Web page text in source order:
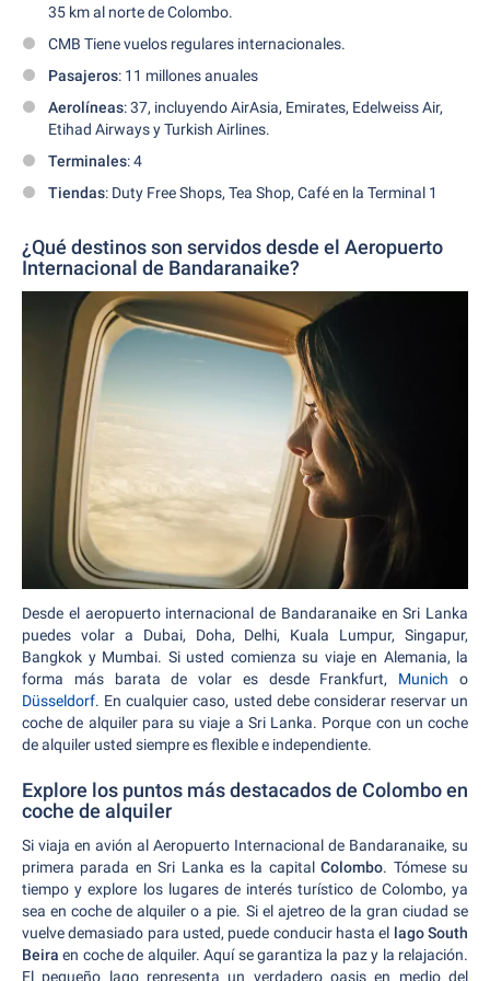
35 km al norte de Colombo.
CMB Tiene vuelos regulares internacionales.
Pasajeros: 11 millones anuales
Aerolíneas: 37, incluyendo AirAsia, Emirates, Edelweiss Air,
Etihad Airways y Turkish Airlines.
Terminales: 4
Tiendas: Duty Free Shops, Tea Shop, Café en la Terminal 1
¿Qué destinos son servidos desde el Aeropuerto
Internacional de Bandaranaike?
Desde el aeropuerto internacional de Bandaranaike en Sri Lanka
puedes volar a Dubai, Doha, Delhi, Kuala Lumpur, Singapur,
Bangkok y Mumbai. Si usted comienza su viaje en Alemania, la
forma más barata de volar es desde Frankfurt, Munich o
Düsseldorf. En cualquier caso, usted debe considerar reservar un
coche de alquiler para su viaje a Sri Lanka. Porque con un coche
de alquiler usted siempre es flexible e independiente.
Explore los puntos más destacados de Colombo en
coche de alquiler
Si viaja en avión al Aeropuerto Internacional de Bandaranaike, su
primera parada en Sri Lanka es la capitalColombo. Tómese su
tiempo y explore los lugares de interés turístico de Colombo, ya
sea en coche de alquiler o a pie. Si el ajetreo de la gran ciudad se
vuelve demasiado para usted, puede conducir hasta el lago South
Beiraen coche de alquiler. Aquí se garantiza la paz y la relajación.
El pequeño lago representa un verdadero oasis en medio del